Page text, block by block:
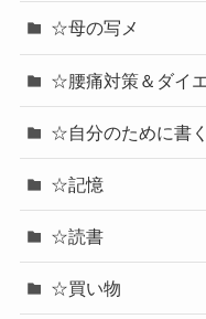
☆母の写メ
☆腰痛対策＆ダイ
☆自分のために書
☆記憶
☆読書
☆買い物